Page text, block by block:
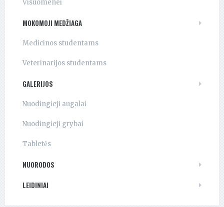
Visuomenei
MOKOMOJI MEDŽIAGA
Medicinos studentams
Veterinarijos studentams
GALERIJOS
Nuodingieji augalai
Nuodingieji grybai
Tabletės
NUORODOS
LEIDINIAI